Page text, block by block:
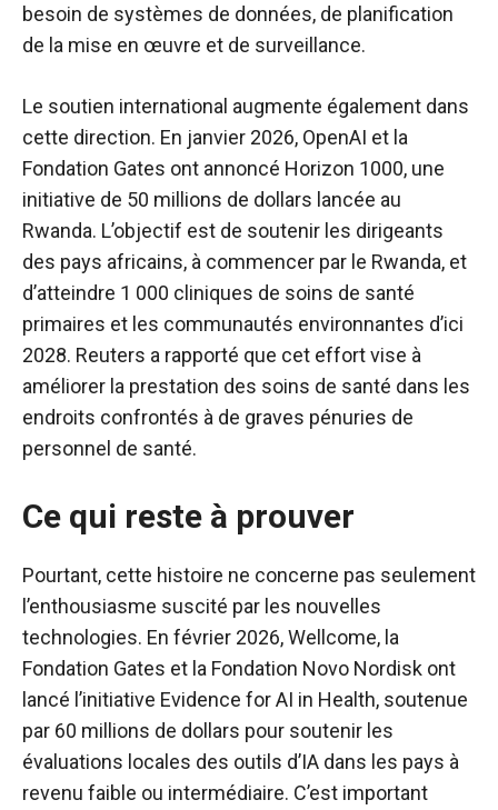
besoin de systèmes de données, de planification
de la mise en œuvre et de surveillance.
Le soutien international augmente également dans
cette direction. En janvier 2026, OpenAI et la
Fondation Gates ont annoncé Horizon 1000, une
initiative de 50 millions de dollars lancée au
Rwanda. L’objectif est de soutenir les dirigeants
des pays africains, à commencer par le Rwanda, et
d’atteindre 1 000 cliniques de soins de santé
primaires et les communautés environnantes d’ici
2028. Reuters a rapporté que cet effort vise à
améliorer la prestation des soins de santé dans les
endroits confrontés à de graves pénuries de
personnel de santé.
Ce qui reste à prouver
Pourtant, cette histoire ne concerne pas seulement
l’enthousiasme suscité par les nouvelles
technologies. En février 2026, Wellcome, la
Fondation Gates et la Fondation Novo Nordisk ont ​​
lancé l’initiative Evidence for AI in Health, soutenue
par 60 millions de dollars pour soutenir les
évaluations locales des outils d’IA dans les pays à
revenu faible ou intermédiaire. C’est important